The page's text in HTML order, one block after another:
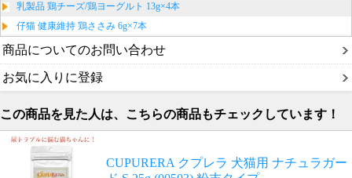
乳製品 鶏チーズ/鶏ヨーグルト 13g×4本
仔猫 健康維持 鶏ささみ 6g×7本
商品についてのお問い合わせ
お気に入りに登録
この商品を見た人は、こちらの商品もチェックしています！
CUPURERA クプレラ 犬猫用 ナチュラガー